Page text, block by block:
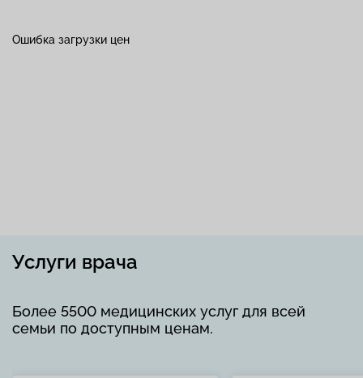
Ошибка загрузки цен
Услуги врача
Более 5500 медицинских услуг для всей
семьи по доступным ценам.